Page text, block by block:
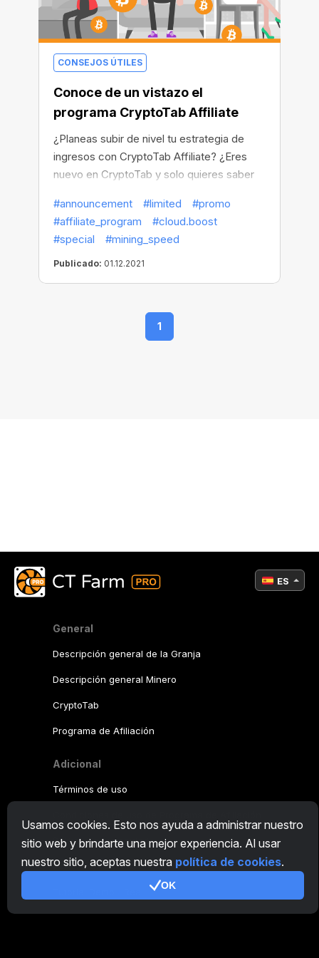
CONSEJOS ÚTILES
Conoce de un vistazo el
programa CryptoTab Affiliate
¿Planeas subir de nivel tu estrategia de
ingresos con CryptoTab Affiliate? ¿Eres
nuevo en CryptoTab y solo quieres saber
apropiado.
#announcement #limited
#promo
#affiliate_program
#cloud.boost
#special
#mining_speed
Publicado: 01.12.2021
1
Usamos cookies. Esto nos ayuda a administrar nuestro
sitio web y brindarte una mejor experiencia. Al usar
nuestro sitio, aceptas nuestra política de cookies.
OK
General
Descripción general de la Granja
Descripción general Minero
CryptoTab
Programa de Afiliación
Adicional
Términos de uso
Política de privacidad
Política de cookies
ES